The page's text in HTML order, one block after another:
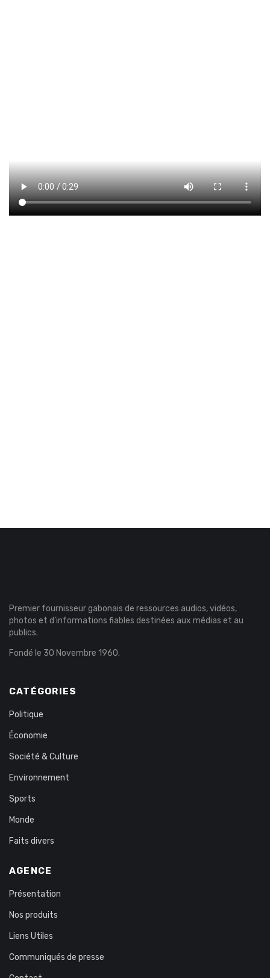
Premier fournisseur gabonais de ressources audios, vidéos,
photos et d’informations fiables destinées aux médias et au
publics.
Fondé le 30 Novembre 1960.
CATÉGORIES
Politique
Économie
Société & Culture
Environnement
Sports
Monde
Faits divers
AGENCE
Présentation
Nos produits
Liens Utiles
Communiqués de presse